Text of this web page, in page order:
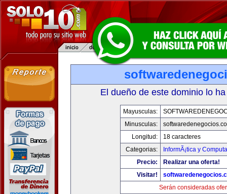
El dueño de este dominio lo
Mayusculas:
Minusculas:
Longitud:
18 caracteres
Categorias:
InformÃ¡tica y
Precio:
Realizar una oferta!
Visitar!
Serán consideradas